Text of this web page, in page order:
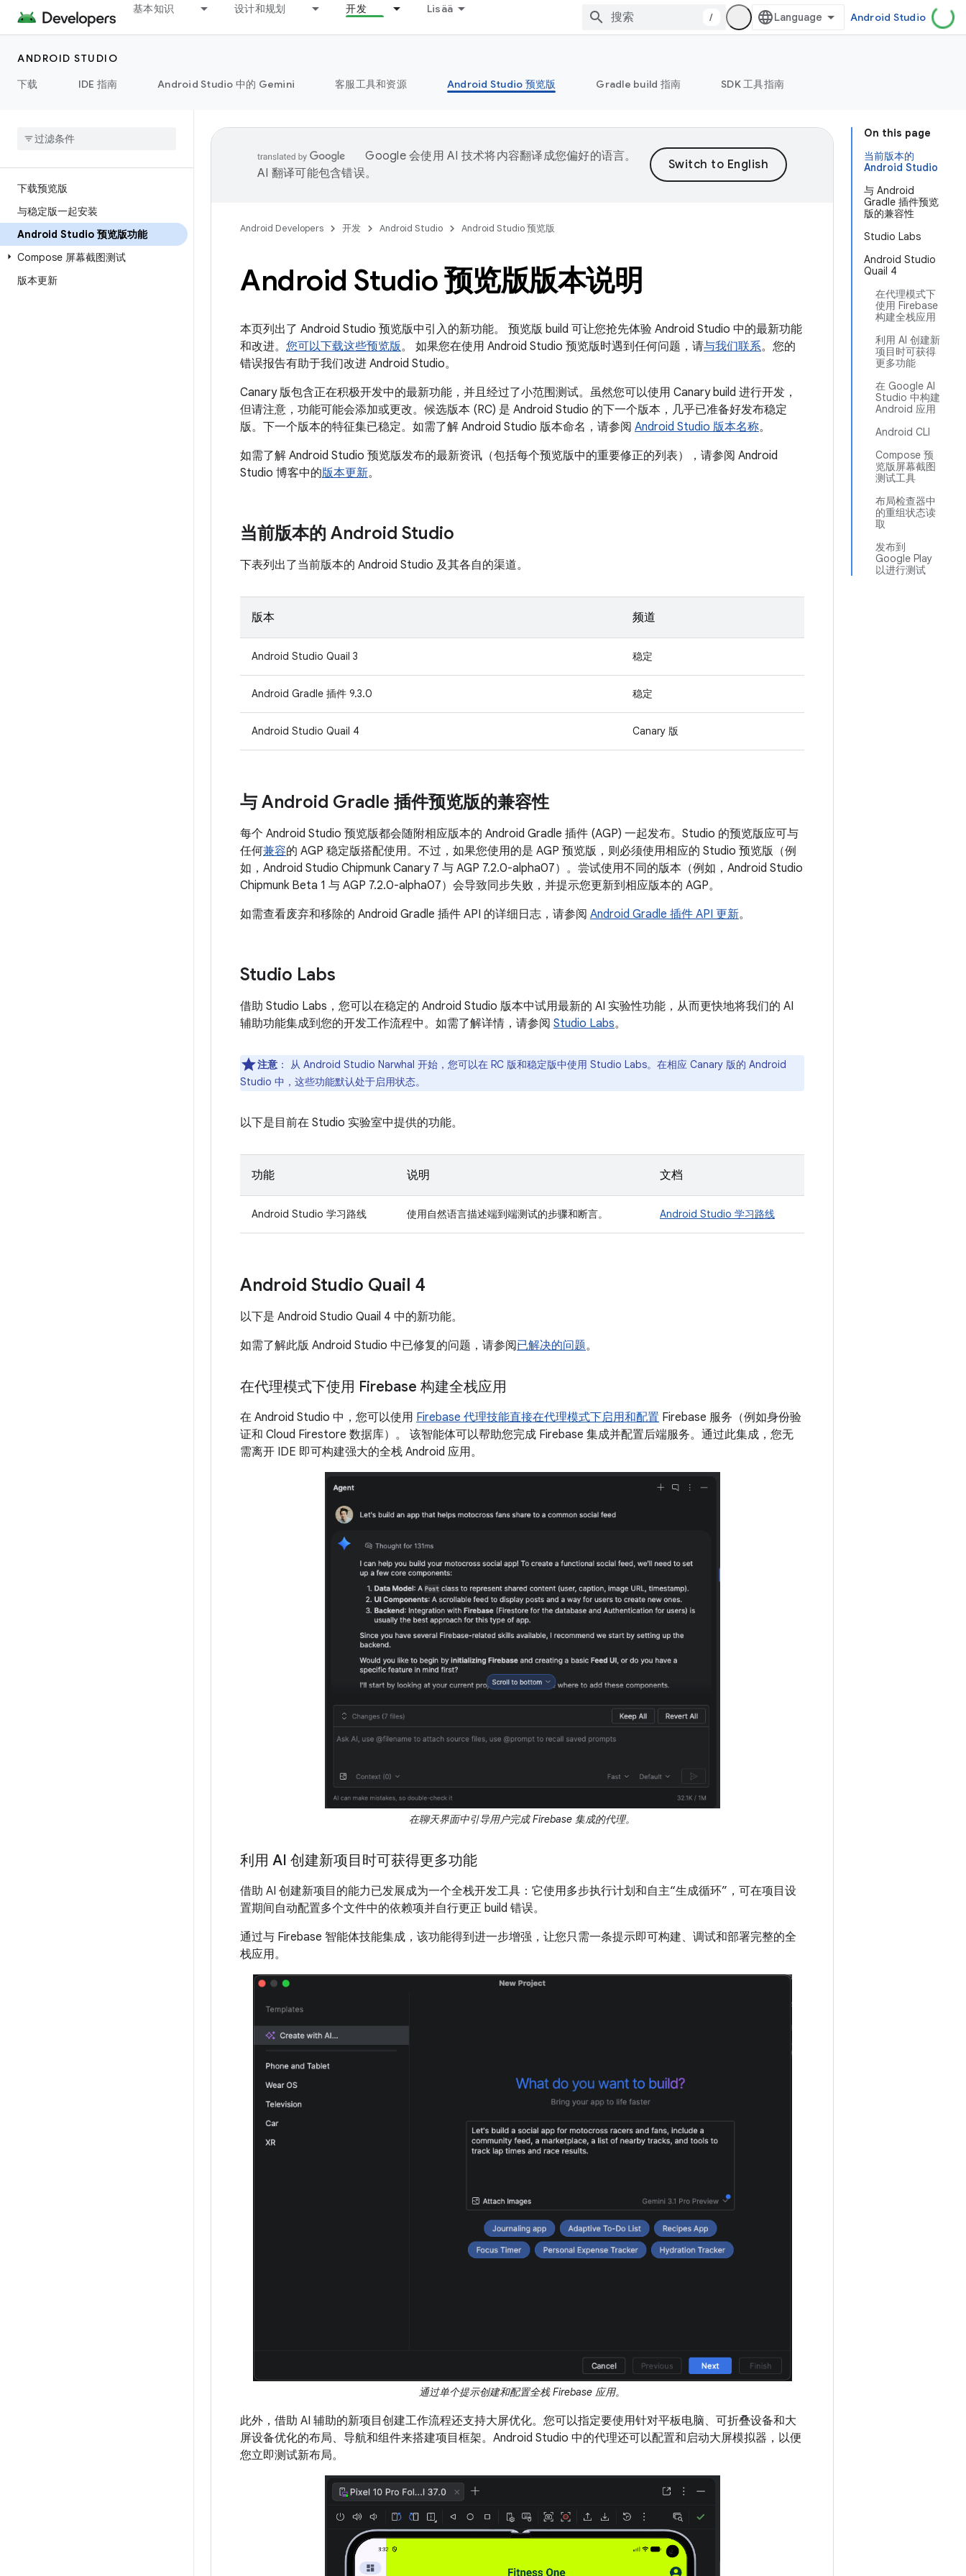
基本知识 设计和规划 开发 Lisää
/ Android Studio
ANDROID STUDIO
下载
IDE 指南 Android Studio 中的 Gemini 客服工具和资源 Android Studio 预览版 Gradle build 指南 SDK 工具指南
下载预览版
与稳定版一起安装
Android Studio 预览版功能
Compose 屏幕截图测试
版本更新
On this page
当前版本的
Android Studio
与 Android
Gradle 插件预览
版的兼容性
Studio Labs
Android Studio
Quail 4
在代理模式下
使用 Firebase
构建全栈应用
利用 AI 创建新
项目时可获得
更多功能
在 Google AI
Studio 中构建
Android 应用
Android CLI
Compose 预
览版屏幕截图
测试工具
布局检查器中
的重组状态读
取
发布到
Google Play
以进行测试
Google 会使用 AI 技术将内容翻译成您偏好的语言。
AI 翻译可能包含错误。
Android Developers 开发 Android Studio Android Studio 预览版
Android Studio 预览版版本说明
本页列出了 Android Studio 预览版中引入的新功能。 预览版 build 可让您抢先体验 Android Studio 中的最新功能
和改进。 您可以下载这些预览版。 如果您在使用 Android Studio 预览版时遇到任何问题，请与我们联系。您的
错误报告有助于我们改进 Android Studio。
Canary 版包含正在积极开发中的最新功能，并且经过了小范围测试。虽然您可以使用 Canary build 进行开发，
但请注意，功能可能会添加或更改。候选版本 (RC) 是 Android Studio 的下一个版本，几乎已准备好发布稳定
版。下一个版本的特征集已稳定。如需了解 Android Studio 版本命名，请参阅 Android Studio 版本名称。
如需了解 Android Studio 预览版发布的最新资讯（包括每个预览版中的重要修正的列表），请参阅 Android
Studio 博客中的版本更新。
当前版本的 Android Studio
下表列出了当前版本的 Android Studio 及其各自的渠道。
版本 频道
Android Studio Quail 3 稳定
Android Gradle 插件 9.3.0 稳定
Android Studio Quail 4 Canary 版
与 Android Gradle 插件预览版的兼容性
每个 Android Studio 预览版都会随附相应版本的 Android Gradle 插件 (AGP) 一起发布。Studio 的预览版应可与
任何兼容的 AGP 稳定版搭配使用。不过，如果您使用的是 AGP 预览版，则必须使用相应的 Studio 预览版（例
如，Android Studio Chipmunk Canary 7 与 AGP 7.2.0-alpha07）。尝试使用不同的版本（例如，Android Studio
Chipmunk Beta 1 与 AGP 7.2.0-alpha07）会导致同步失败，并提示您更新到相应版本的 AGP。
如需查看废弃和移除的 Android Gradle 插件 API 的详细日志，请参阅 Android Gradle 插件 API 更新。
Studio Labs
借助 Studio Labs，您可以在稳定的 Android Studio 版本中试用最新的 AI 实验性功能，从而更快地将我们的 AI
辅助功能集成到您的开发工作流程中。如需了解详情，请参阅 Studio Labs。
注意 ：
从 Android Studio Narwhal 开始，您可以在 RC 版和稳定版中使用 Studio Labs。在相应 Canary 版的 Android
Studio 中，这些功能默认处于启用状态。
以下是目前在 Studio 实验室中提供的功能。
功能 说明 文档
Android Studio 学习路线 使用自然语言描述端到端测试的步骤和断言。 Android Studio 学习路线
Android Studio Quail 4
以下是 Android Studio Quail 4 中的新功能。
如需了解此版 Android Studio 中已修复的问题，请参阅已解决的问题。
在代理模式下使用 Firebase 构建全栈应用
在 Android Studio 中，您可以使用 Firebase 代理技能直接在代理模式下启用和配置 Firebase 服务（例如身份验
证和 Cloud Firestore 数据库）。 该智能体可以帮助您完成 Firebase 集成并配置后端服务。通过此集成，您无
需离开 IDE 即可构建强大的全栈 Android 应用。
在聊天界面中引导用户完成 Firebase 集成的代理。
利用 AI 创建新项目时可获得更多功能
借助 AI 创建新项目的能力已发展成为一个全栈开发工具：它使用多步执行计划和自主“生成循环”，可在项目设
置期间自动配置多个文件中的依赖项并自行更正 build 错误。
通过与 Firebase 智能体技能集成，该功能得到进一步增强，让您只需一条提示即可构建、调试和部署完整的全
栈应用。
通过单个提示创建和配置全栈 Firebase 应用。
此外，借助 AI 辅助的新项目创建工作流程还支持大屏优化。您可以指定要使用针对平板电脑、可折叠设备和大
屏设备优化的布局、导航和组件来搭建项目框架。Android Studio 中的代理还可以配置和启动大屏模拟器，以便
您立即测试新布局。